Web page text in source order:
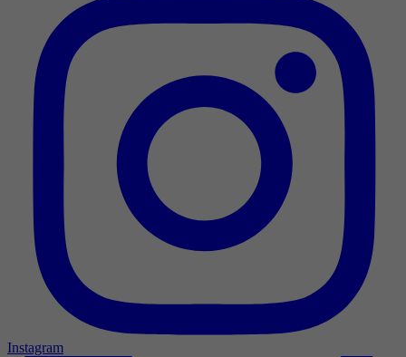
Instagram